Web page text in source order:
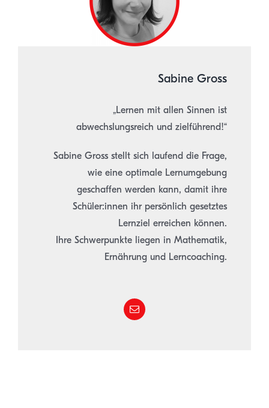
Sabine Gross
„Lernen mit allen Sinnen ist
abwechslungsreich und zielführend!“
Sabine Gross stellt sich laufend die Frage,
wie eine optimale Lernumgebung
geschaffen werden kann, damit ihre
Schüler:innen ihr persönlich gesetztes
Lernziel erreichen können.
Ihre Schwerpunkte liegen in Mathematik,
Ernährung und Lerncoaching.